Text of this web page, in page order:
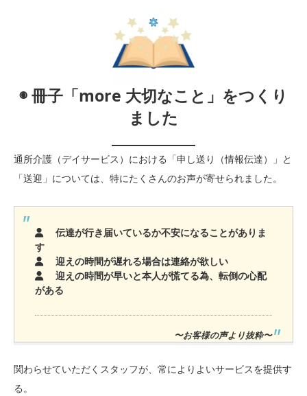
◉ 冊子「more 大切なこと」をつくり
ました
通所介護（デイサービス）における「申し送り（情報伝達）」と
「送迎」については、特にたくさんのお声が寄せられました。
伝達が行き届いているか不安になることがありま
す
迎えの時間が遅れる場合は連絡が欲しい
迎えの時間が早いと本人が慌てる為、転倒の心配
がある
〜お客様の声より抜粋〜
関わらせていただくスタッフが、常によりよいサービスを提供す
る。